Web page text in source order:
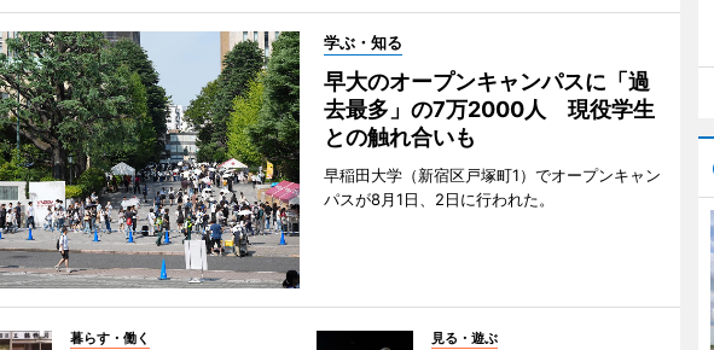
学ぶ・知る
早大のオープンキャンパスに「過
去最多」の7万2000人 現役学生
との触れ合いも
早稲田大学（新宿区戸塚町1）でオープンキャン
パスが8月1日、2日に行われた。
暮らす・働く 見る・遊ぶ